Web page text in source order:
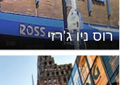
רוס ניו ג'רזי